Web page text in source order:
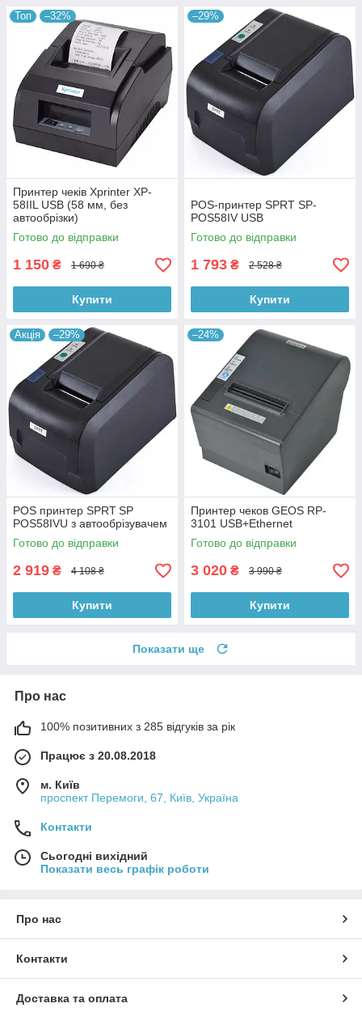
Топ –32%
Принтер чеків Xprinter XP-
58IIL USB (58 мм, без
автообрізки)
Готово до відправки
1 150 ₴ 1 690 ₴
Купити
–29%
POS-принтер SPRT SP-
POS58IV USB
Готово до відправки
1 793 ₴ 2 528 ₴
Купити
Акція –29%
POS принтер SPRT SP
POS58IVU з автообрізувачем
Готово до відправки
2 919 ₴ 4 108 ₴
Купити
–24%
Принтер чеков GEOS RP-
3101 USB+Ethernet
Готово до відправки
3 020 ₴ 3 990 ₴
Купити
Показати ще
Про нас
100% позитивних з 285 відгуків за рік
Працює з 20.08.2018
м. Київ
проспект Перемоги, 67, Київ, Україна
Контакти
Сьогодні вихідний
Показати весь графік роботи
Про нас
Контакти
Доставка та оплата